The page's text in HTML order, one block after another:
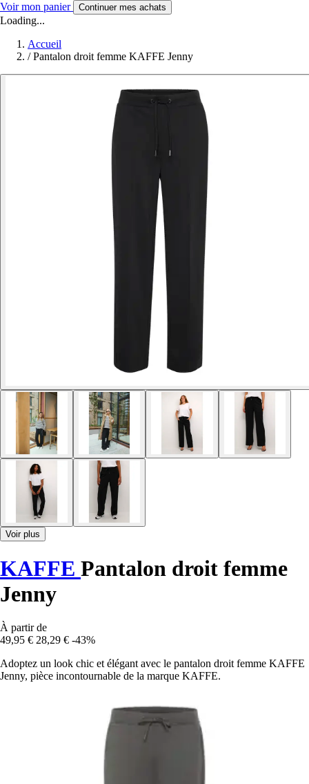
Voir mon panier Continuer mes achats
Loading...
Accueil
/ Pantalon droit femme KAFFE Jenny
Voir plus
KAFFE Pantalon droit femme
Jenny
À partir de
49,95 € 28,29 € -43%
Adoptez un look chic et élégant avec le pantalon droit femme KAFFE
Jenny, pièce incontournable de la marque KAFFE.